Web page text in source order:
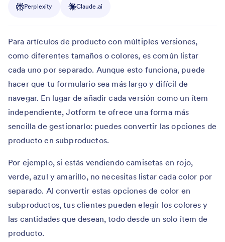
Perplexity Claude.ai
Para artículos de producto con múltiples versiones,
como diferentes tamaños o colores, es común listar
cada uno por separado. Aunque esto funciona, puede
hacer que tu formulario sea más largo y difícil de
navegar. En lugar de añadir cada versión como un ítem
independiente, Jotform te ofrece una forma más
sencilla de gestionarlo: puedes convertir las opciones de
producto en subproductos.
Por ejemplo, si estás vendiendo camisetas en rojo,
verde, azul y amarillo, no necesitas listar cada color por
separado. Al convertir estas opciones de color en
subproductos, tus clientes pueden elegir los colores y
las cantidades que desean, todo desde un solo ítem de
producto.